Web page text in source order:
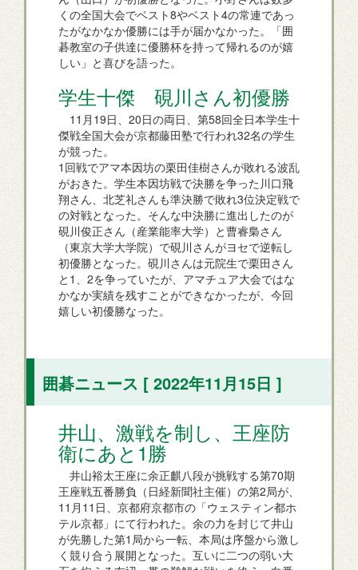
くの全国大会でベスト8やベスト4の常連であっ
たがなかなか優勝には手が届かなかった。「囲
碁教室の子供達に優勝杯を持って帰れるのが嬉
しい」と喜びを語った。
学生十傑 硯川さん初優勝
11月19日、20日の両日、第58回全日本学生十
傑戦全国大会が京都藤田塾で行われ32名の学生
が競った。
1回戦でアマ本因坊の栗田佳樹さんが敗れる波乱
がおきた。学生本因坊戦で決勝を争った川口飛
翔さん、北芝礼さんも準決勝で敗れ3位決定戦で
の対戦となった。そんな中決勝に進出したのが
硯川俊正さん（産業能率大学）と曹睿梟さん
（東京大学大学院）で硯川さんがヨセで逆転し
初優勝となった。硯川さんは元院生で栗田さん
と1、2を争っていたが、アマチュア大会ではな
かなか実績を残すことができなかったが、今回
嬉しい初優勝なった。
囲碁ニュース [ 2022年11月15日 ]
井山、激戦を制し、王座防
衛にあと1勝
井山裕太王座に余正麒八段が挑戦する第70期
王座戦五番勝負（日経新聞社主催）の第2局が、
11月11日、京都府京都市の「ウェスティン都ホ
テル京都」にて行われた。余の力を封じて井山
が先勝した第1局から一転、本局は序盤から激し
く競り合う展開となった。互いに二つの弱い大